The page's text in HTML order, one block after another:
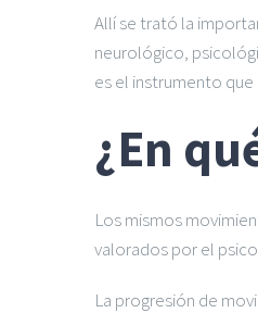
Allí se trató la
neurológico,
es el instrumento
¿En
Los mismos
valorados por el
La progresión de